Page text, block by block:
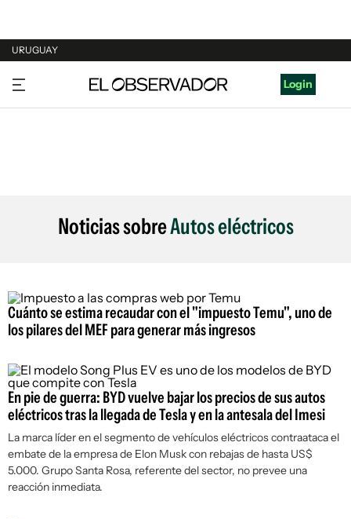
URUGUAY
URUGUAY
ARGENTINA
Login
Noticias sobreAutos eléctricos
Cuánto se estima recaudar con el "impuesto Temu", uno de
los pilares del MEF para generar más ingresos
En pie de guerra: BYD vuelve bajar los precios de sus autos
eléctricos tras la llegada de Tesla y en la antesala del Imesi
La marca líder en el segmento de vehículos eléctricos contraataca el
embate de la empresa de Elon Musk con rebajas de hasta US$
5.000. Grupo Santa Rosa, referente del sector, no prevee una
reacción inmediata.